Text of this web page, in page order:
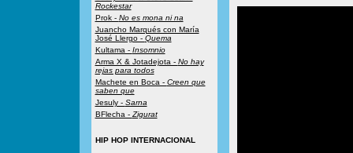
Rockestar
Prok - No es mona ni na
Juancho Marqués con María
José Llergo - Quema
Kultama - Insomnio
Arma X & Jotadejota - No hay
rejas para todos
Machete en Boca - Creen que
saben que
Jesuly - Sarna
BFlecha - Zigurat
HIP HOP INTERNACIONAL